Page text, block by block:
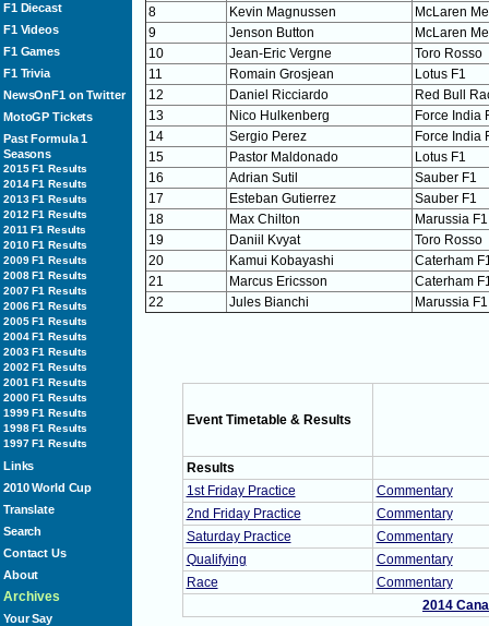
F1 Diecast
F1 Videos
F1 Games
F1 Trivia
NewsOnF1 on Twitter
MotoGP Tickets
Past Formula 1
Seasons
2015 F1 Results
2014 F1 Results
2013 F1 Results
2012 F1 Results
2011 F1 Results
2010 F1 Results
2009 F1 Results
2008 F1 Results
2007 F1 Results
2006 F1 Results
2005 F1 Results
2004 F1 Results
2003 F1 Results
2002 F1 Results
2001 F1 Results
2000 F1 Results
1999 F1 Results
1998 F1 Results
1997 F1 Results
Links
2010 World Cup
Translate
Search
Contact Us
About
Archives
Your Say
8
Kevin Magnussen
McLaren
9
Jenson Button
McLaren
10
Jean-Eric Vergne
Toro Rosso
11
Romain Grosjean
Lotus F1
12
Daniel Ricciardo
Red Bull
13
Nico Hulkenberg
Force India
14
Sergio Perez
Force India
15
Pastor Maldonado
Lotus F1
16
Adrian Sutil
Sauber F1
17
Esteban Gutierrez
Sauber F1
18
Max Chilton
Marussia F1
19
Daniil Kvyat
Toro Rosso
20
Kamui Kobayashi
Caterham
21
Marcus Ericsson
Caterham
22
Jules Bianchi Marussia F1
Event Timetable & Results
Results
1st Friday Practice
Commentary
2nd Friday Practice
Commentary
Saturday Practice
Commentary
Qualifying
Commentary
Race
Commentary
2014